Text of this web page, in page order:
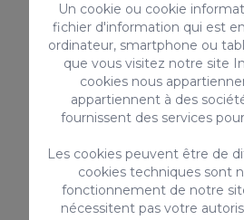
Un cookie ou cookie
fichier d'information qui est
ordinateur, smartphone ou
que vous visitez notre site
cookies nous
appartiennent à des
fournissent des services
Les cookies peuvent être de
cookies techniques sont
fonctionnement de notre
nécessitent pas votre